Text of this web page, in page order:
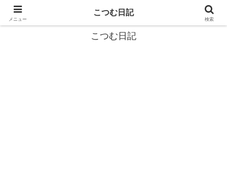
カタツムリから学ぶスローライフ🎓『こつむ日記』🐌
こつむ日記
メニュー
こつむ日記
検索